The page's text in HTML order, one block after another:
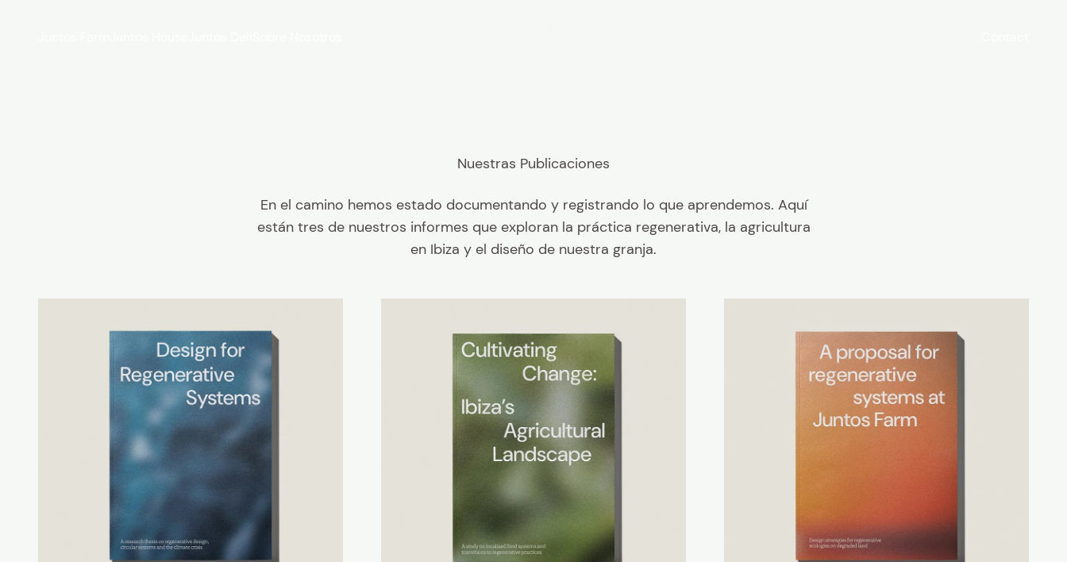
En el camino hemos estado documentando y registrando lo que aprendemos. Aquí
están tres de nuestros informes que exploran la práctica regenerativa, la agricultura
en Ibiza y el diseño de nuestra granja.